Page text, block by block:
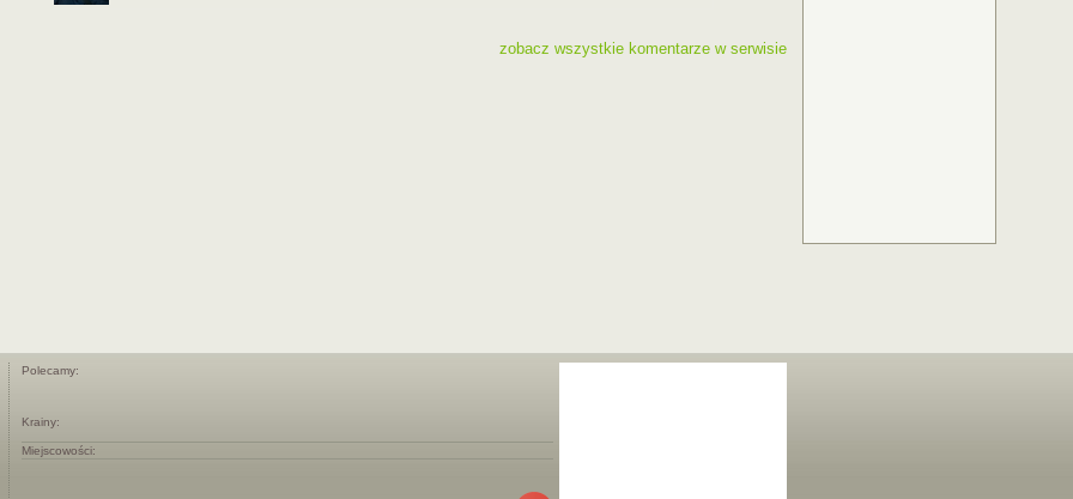
zobacz wszystkie komentarze w serwisie
Polecamy:
Krainy:
Miejscowości: